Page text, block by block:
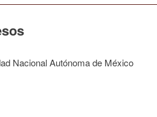
Nacional Autónoma de México